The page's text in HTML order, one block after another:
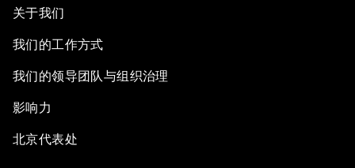
关于我们
我们的工作方式
我们的领导团队与组织治理
影响力
北京代表处